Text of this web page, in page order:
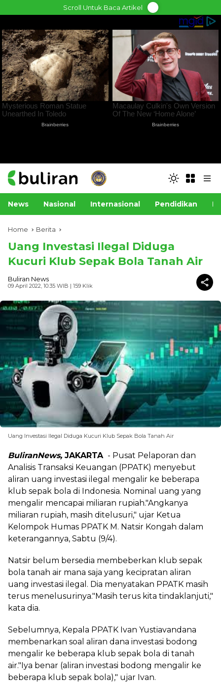
to
Scroll Untuk Baca Artikel
News Nasional Internasional Pendidikan
Home Berita
Uang Investasi Ilegal Diduga
Kucuri Klub Sepak Bola Tanah Air
Buliran News
09 April 2022, 10:35 WIB | 159 Klik
Uang Investasi Ilegal Diduga Kucuri Klub Sepak Bola Tanah Air
BuliranNews, JAKARTA - Pusat Pelaporan dan
Analisis Transaksi Keuangan (PPATK) menyebut
aliran uang investasi ilegal mengalir ke beberapa
klub sepak bola di Indonesia. Nominal uang yang
mengalir mencapai miliaran rupiah."Angkanya
miliaran rupiah, masih ditelusuri," ujar Ketua
Kelompok Humas PPATK M. Natsir Kongah dalam
keterangannya, Sabtu (9/4).
Natsir belum bersedia membeberkan klub sepak
bola tanah air mana saja yang kecipratan aliran
uang investasi ilegal. Dia menyatakan PPATK masih
terus menelusurinya."Masih terus kita tindaklanjuti,"
kata dia.
Sebelumnya, Kepala PPATK Ivan Yustiavandana
membenarkan soal aliran dana investasi bodong
mengalir ke beberapa klub sepak bola di tanah
air."Iya benar (aliran investasi bodong mengalir ke
beberapa klub sepak bola)," ujar Ivan.